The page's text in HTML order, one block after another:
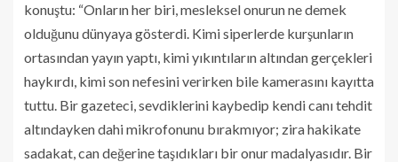
konuştu: “Onların her biri, mesleksel onurun ne demek
olduğunu dünyaya gösterdi. Kimi siperlerde kurşunların
ortasından yayın yaptı, kimi yıkıntıların altından gerçekleri
haykırdı, kimi son nefesini verirken bile kamerasını kayıtta
tuttu. Bir gazeteci, sevdiklerini kaybedip kendi canı tehdit
altındayken dahi mikrofonunu bırakmıyor; zira hakikate
sadakat, can değerine taşıdıkları bir onur madalyasıdır. Bir